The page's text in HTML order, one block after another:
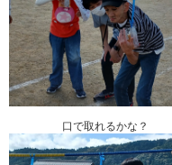
口で取れるかな？